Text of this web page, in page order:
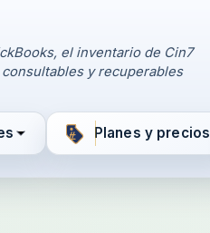
el inventario de Cin7
y recuperables
Planes y precios